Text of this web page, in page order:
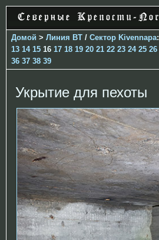
Домой > Линия ВТ / Сектор Kivennapa:
13 14 15 16 17 18 19 20 21 22 23 24 25 26
36 37 38 39
Укрытие для пехоты